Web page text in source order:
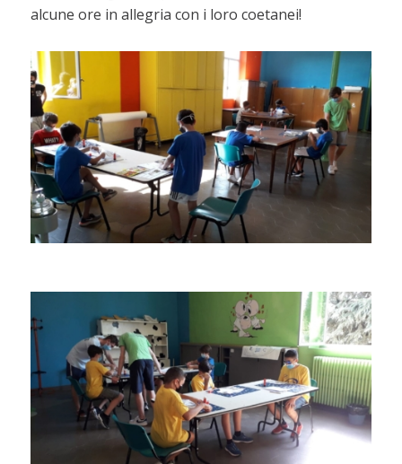
alcune ore in allegria con i loro coetanei!